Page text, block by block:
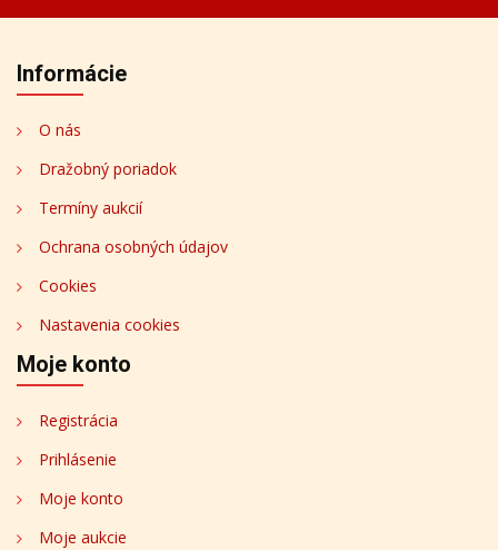
Informácie
O nás
Dražobný poriadok
Termíny aukcií
Ochrana osobných údajov
Cookies
Nastavenia cookies
Moje konto
Registrácia
Prihlásenie
Moje konto
Moje aukcie